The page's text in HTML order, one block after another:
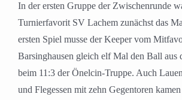
In der ersten Gruppe der Zwischenrunde
Turnierfavorit SV Lachem zunächst das
ersten Spiel musse der Keeper vom
Barsinghausen gleich elf Mal den Ball aus
beim 11:3 der Önelcin-Truppe. Auch
und Flegessen mit zehn Gegentoren